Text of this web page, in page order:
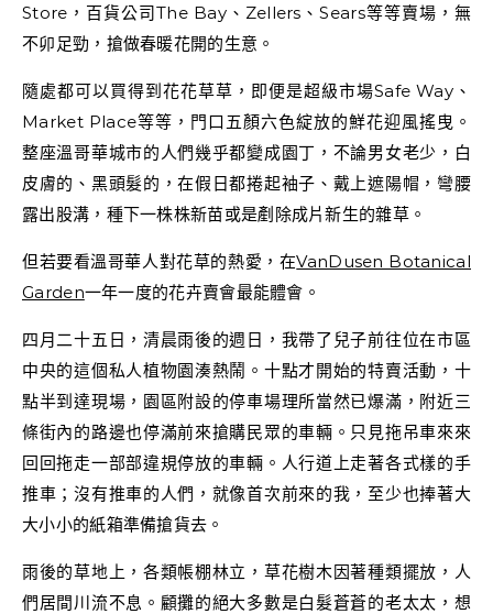
Store，百貨公司The Bay、Zellers、Sears等等賣場，無
不卯足勁，搶做春暖花開的生意。
隨處都可以買得到花花草草，即便是超級市場Safe Way、
Market Place等等，門口五顏六色綻放的鮮花迎風搖曳。
整座溫哥華城市的人們幾乎都變成園丁，不論男女老少，白
皮膚的、黑頭髮的，在假日都捲起袖子、戴上遮陽帽，彎腰
露出股溝，種下一株株新苗或是剷除成片新生的雜草。
但若要看溫哥華人對花草的熱愛，在VanDusen Botanical
Garden一年一度的花卉賣會最能體會。
四月二十五日，清晨雨後的週日，我帶了兒子前往位在市區
中央的這個私人植物園湊熱鬧。十點才開始的特賣活動，十
點半到達現場，園區附設的停車場理所當然已爆滿，附近三
條街內的路邊也停滿前來搶購民眾的車輛。只見拖吊車來來
回回拖走一部部違規停放的車輛。人行道上走著各式樣的手
推車；沒有推車的人們，就像首次前來的我，至少也捧著大
大小小的紙箱準備搶貨去。
雨後的草地上，各類帳棚林立，草花樹木因著種類擺放，人
們居間川流不息。顧攤的絕大多數是白髮蒼蒼的老太太，想